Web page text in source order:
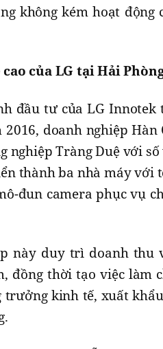
không kém hoạt động
của LG tại Hải
đầu tư của LG Innotek
doanh nghiệp Hàn
nghiệp Tràng Duệ với
thành ba nhà máy với
đun camera phục vụ
này duy trì doanh thu
đồng thời tạo việc làm
trưởng kinh tế, xuất